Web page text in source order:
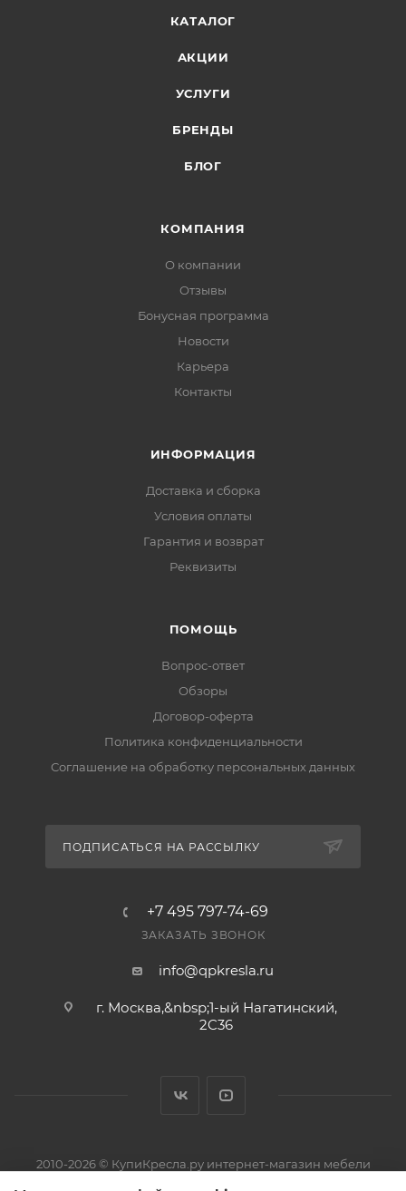
КАТАЛОГ
АКЦИИ
УСЛУГИ
БРЕНДЫ
БЛОГ
КОМПАНИЯ
О компании
Отзывы
Бонусная программа
Новости
Карьера
Контакты
ИНФОРМАЦИЯ
Доставка и сборка
Условия оплаты
Гарантия и возврат
Реквизиты
ПОМОЩЬ
Вопрос-ответ
Обзоры
Договор-оферта
Политика конфиденциальности
Соглашение на обработку персональных данных
ПОДПИСАТЬСЯ НА РАССЫЛКУ
+7 495 797-74-69
ЗАКАЗАТЬ ЗВОНОК
info@qpkresla.ru
г. Москва,&nbsp;1-ый Нагатинский,
2C36
2010-2026 © КупиКресла.ру интернет-магазин мебели
ИП Пирожков Кирилл Сергеевич · ОГРНИП 313774626800150 ·